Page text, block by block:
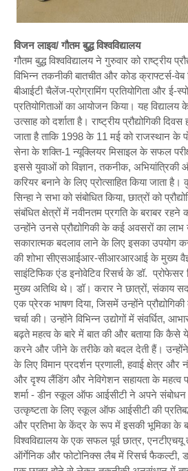
विजन लाइव/ गौतम बुद्ध विश्वविद्यालय
गौतम बुद्ध विश्वविद्यालय ने गुरुवार को राष्ट्रीय
विभिन्न तकनीकी बातचीत और कोड क्राफ्टर्स-वेब
बीआईटी चैलेंज-प्रोग्रामिंग प्रतियोगिता और ई-
प्रतियोगिताओं का आयोजन किया। यह विद्यालय के
उत्साह को दर्शाता है। राष्ट्रीय प्रौद्योगिकी
जाता है ताकि 1998 के 11 मई को राजस्थान के
सेना के शक्ति-1 न्यूक्लियर मिसाइल के सफल
इससे युवाओं को विज्ञान, तकनीक, अभियांत्रिकी
करियर बनाने के लिए प्रोत्साहित किया जाता है।
सिन्हा ने सभा को संबोधित किया, छात्रों को
संबंधित क्षेत्रों में नवीनतम प्रगति के बराबर रहने
उन्होंने उनसे प्रौद्योगिकी के कई अवसरों का
सकारात्मक बदलाव लाने के लिए इसका उपयोग
की शोभा सीएसआईआर-सीआरआरआई के मुख्य
साइंटिफिक एंड इनोवेटिव रिसर्च के डॉ.
मुख्य अतिथि थे। डॉ। करार ने छात्रों, संकाय
एक प्रेरक भाषण दिया, जिसमें उन्होंने
चर्चा की। उन्होंने विभिन्न उद्योगों में संवर्धित,
बढ़ते महत्व के बारे में बात की और बताया कि कैसे ये
करने और जीने के तरीके को बदल देती हैं। उन्होंने
के लिए विमान प्रदर्शन प्रणाली, हवाई क्षेत्र और
और दृश्य लैंडिंग और नेविगेशन सहायता के महत्व
शर्मा - डीन स्कूल ऑफ आईसीटी ने अपने संबोधन
उत्कृष्टता के लिए स्कूल ऑफ आईसीटी की
और प्रतिभा के केंद्र के रूप में इसकी भूमिका के
विश्वविद्यालय के एक सफल पूर्व छात्र, एनटीएचयू
ऑर्गेनिक और फोटोनिक्स लैब में रिसर्च फैकल्टी,